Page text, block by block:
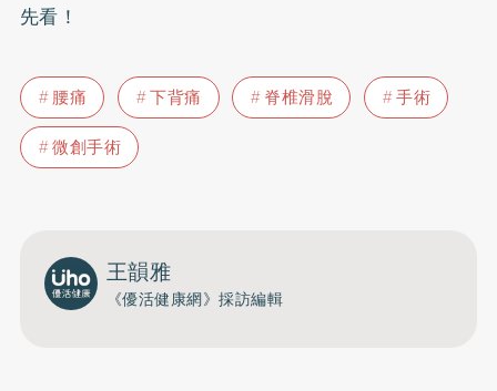
先看！
腰痛 下背痛 脊椎滑脫
手術
微創手術
王韻雅
《優活健康網》採訪編輯